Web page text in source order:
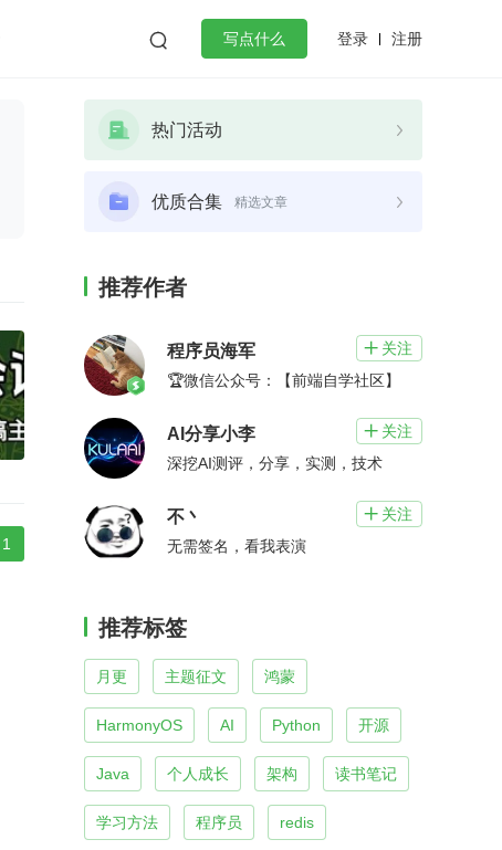
 写点什么 登录 注册
1
热门活动
优质合集 精选文章
推荐作者
程序员海军  关注
🏆微信公众号：【前端自学社区】
AI分享小李  关注
深挖AI测评，分享，实测，技术
不丶  关注
无需签名，看我表演
推荐标签
月更 主题征文 鸿蒙
HarmonyOS AI Python 开源
Java 个人成长 架构 读书笔记
学习方法 程序员 redis